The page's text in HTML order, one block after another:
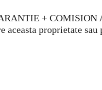
+ COMISION
aceasta proprietate